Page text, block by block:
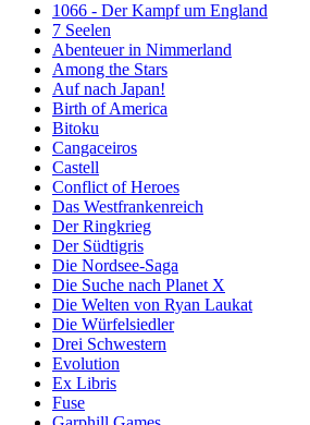
1066 - Der Kampf um England
7 Seelen
Abenteuer in Nimmerland
Among the Stars
Auf nach Japan!
Birth of America
Bitoku
Cangaceiros
Castell
Conflict of Heroes
Das Westfrankenreich
Der Ringkrieg
Der Südtigris
Die Nordsee-Saga
Die Suche nach Planet X
Die Welten von Ryan Laukat
Die Würfelsiedler
Drei Schwestern
Evolution
Ex Libris
Fuse